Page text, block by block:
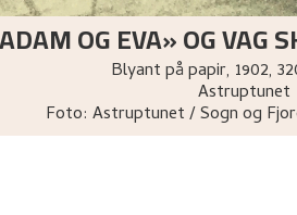
OG EVA» OG VAG
Blyant på papir, 1902,
Astruptunet
Foto: Astruptunet / Sogn og